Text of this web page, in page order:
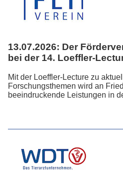
13.07.2026: Der
bei der 14. Loeffler-
Mit der Loeffler-Lecture zu
Forschungsthemen wird an
beeindruckende Leistungen in